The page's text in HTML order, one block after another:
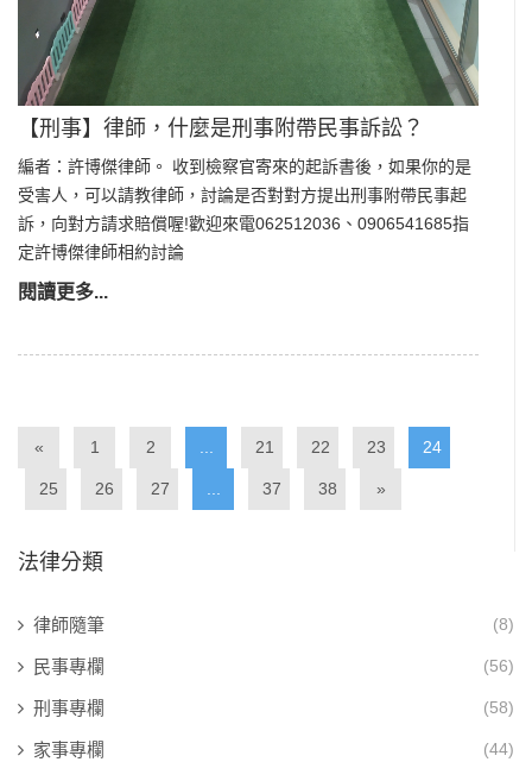
【刑事】律師，什麼是刑事附帶民事訴訟？
編者：許博傑律師。 收到檢察官寄來的起訴書後，如果你的是
受害人，可以請教律師，討論是否對對方提出刑事附帶民事起
訴，向對方請求賠償喔!歡迎來電062512036、0906541685指
定許博傑律師相約討論
閱讀更多...
« 1 2 ... 21 22 23 24
25 26 27 ... 37 38 »
法律分類
律師隨筆 (8)
民事專欄 (56)
刑事專欄 (58)
家事專欄 (44)